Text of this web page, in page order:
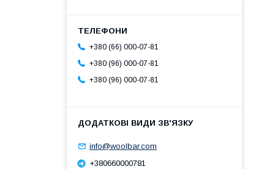
+380 (66) 000-07-81
+380 (96) 000-07-81
+380 (96) 000-07-81
info@woolbar.com
+380660000781